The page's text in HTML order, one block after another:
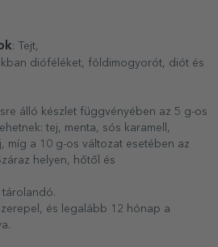
: Tejt,
dióféléket, földimogyorót, diót és
álló készlet függvényében az 5 g-os
tej, menta, sós karamell,
míg a 10 g-os változat esetében az
helyen, hőtől és
és legalább 12 hónap a